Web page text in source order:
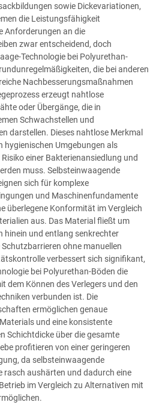
sowie Dickevariationen,
die Leistungsfähigkeit
Anforderungen an die
zwar entscheidend, doch
Technologie bei Polyurethan-
die bei anderen
Nachbesserungsmaßnahmen
erzeugt nahtlose
oder Übergänge, die in
Schwachstellen und
darstellen. Dieses nahtlose Merkmal
hygienischen Umgebungen als
einer Bakterienansiedlung und
muss. Selbsteinwaagende
sich für komplexe
und Maschinenfundamente
überlegene Konformität im Vergleich
aus. Das Material fließt um
hinein und entlang senkrechter
ohne manuellen
verbessert sich signifikant,
bei Polyurethan-Böden die
dem Können des Verlegers und den
verbunden ist. Die
ermöglichen genaue
und eine konsistente
Schichtdicke über die gesamte
profitieren von einer geringeren
da selbsteinwaagende
rasch aushärten und dadurch eine
im Vergleich zu Alternativen mit